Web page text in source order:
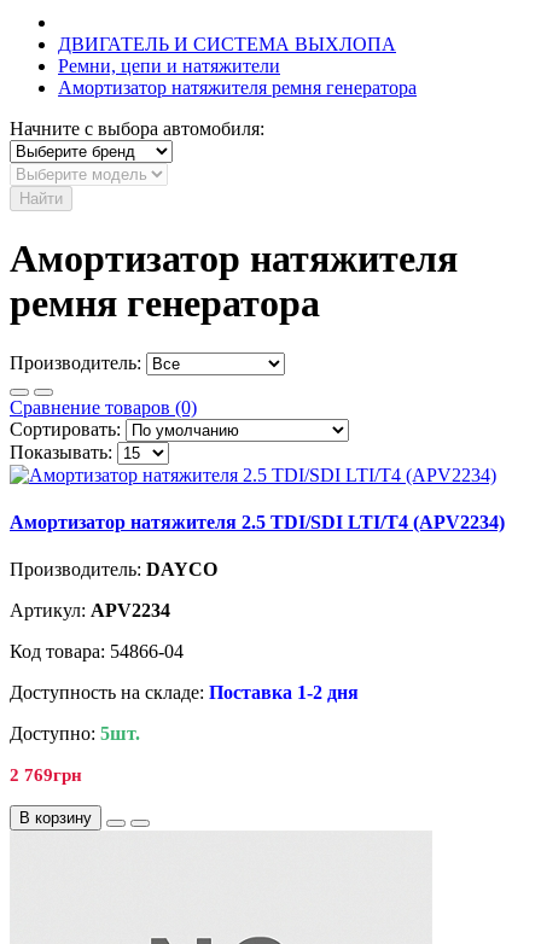
ДВИГАТЕЛЬ И СИСТЕМА ВЫХЛОПА
Ремни, цепи и натяжители
Амортизатор натяжителя ремня генератора
Начните с выбора автомобиля:
Найти
Амортизатор натяжителя
ремня генератора
Производитель:
Сравнение товаров (0)
Сортировать:
Показывать:
Амортизатор натяжителя 2.5 TDI/SDI LTI/T4 (APV2234)
Производитель: DAYCO
Артикул: APV2234
Код товара: 54866-04
Доступность на складе: Поставка 1-2 дня
Доступно: 5шт.
2 769грн
В корзину